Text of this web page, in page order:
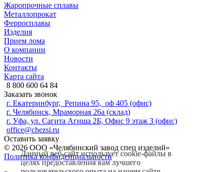
Жаропрочные сплавы
Металлопрокат
Ферросплавы
Изделия
Прием лома
О компании
Новости
Контакты
Карта сайта
8 800 600 64 84
Заказать звонок
г. Екатеринбург, Репина 95, оф 405 (офис)
г. Челябинск, Мраморная 26а (склад)
г. Уфа, ул. Сагита Агиша 2Б, Офис 9 этаж 3 (офис)
office@chezsi.ru
Оставить заявку
© 2026 ООО «Челябинский завод спец изделий»
Политика конфиденциальности
Данный веб-сайт использует cookie-файлы в
целях предоставления вам лучшего